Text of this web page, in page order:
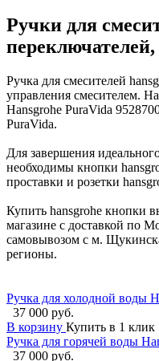
Ручки для
Ручка для смесителей
управления смесителем.
Hansgrohe PuraVida
PuraVida.
Для завершения
необходимы кнопки
проставки и розетки
Купить hansgrohe кнопки
магазине с доставкой по
самовывозом с м.
регионы.
Ручка для холодной воды
37 000 руб.
В корзину Купить в 1 клик
Ручка для горячей воды
37 000 руб.